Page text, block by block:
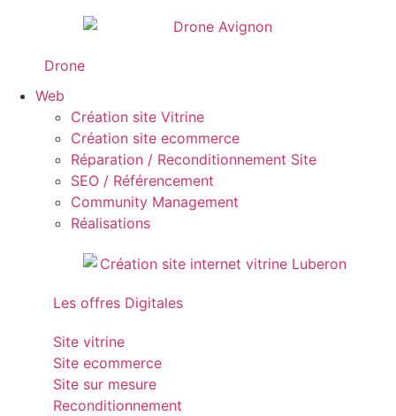
Drone
Web
Création site Vitrine
Création site ecommerce
Réparation / Reconditionnement Site
SEO / Référencement
Community Management
Réalisations
Les offres Digitales
Site vitrine
Site ecommerce
Site sur mesure
Reconditionnement